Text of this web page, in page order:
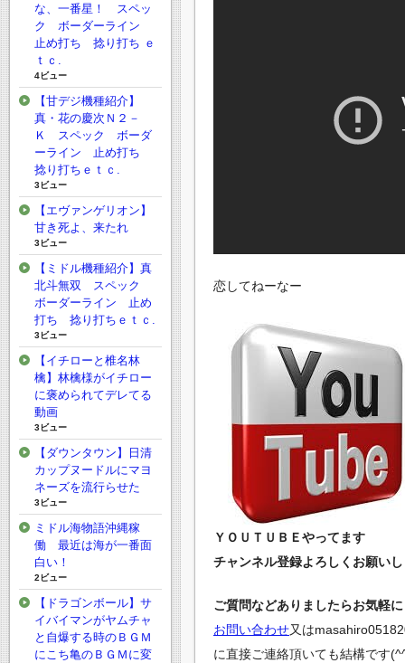
恋してねーなー
ＹＯＵＴＵＢＥやってます
チャンネル登録よろしくお願い
ご質問などありましたらお気軽
お問い合わせ又は
に直接ご連絡頂いても結構です
な、一番星！ スペッ
ク ボーダーライン
止め打ち 捻り打ち ｅ
ｔｃ.
4ビュー
【甘デジ機種紹介】
真・花の慶次Ｎ２－
Ｋ スペック ボーダ
ーライン 止め打ち
捻り打ちｅｔｃ.
3ビュー
【エヴァンゲリオン】
甘き死よ、来たれ
3ビュー
【ミドル機種紹介】真
北斗無双 スペック
ボーダーライン 止め
打ち 捻り打ちｅｔｃ.
3ビュー
【イチローと椎名林
檎】林檎様がイチロー
に褒められてデレてる
動画
3ビュー
【ダウンタウン】日清
カップヌードルにマヨ
ネーズを流行らせた
3ビュー
ミドル海物語沖縄稼
働 最近は海が一番面
白い！
2ビュー
【ドラゴンボール】サ
イバイマンがヤムチャ
と自爆する時のＢＧＭ
にこち亀のＢＧＭに変